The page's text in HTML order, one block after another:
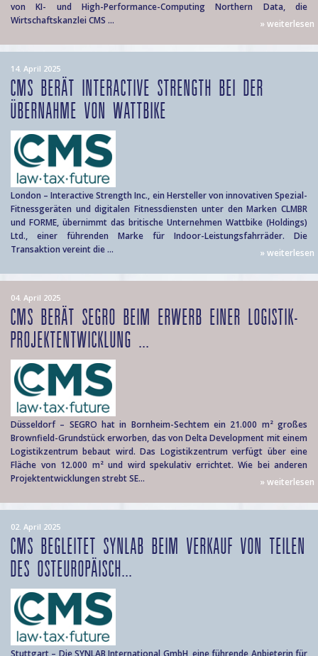
von KI- und High-Performance-Computing Northern Data, die
Wirtschaftskanzlei CMS ...
» weiterlesen
14. April 2025
CMS BERÄT INTERACTIVE STRENGTH BEI DER
ÜBERNAHME VON WATTBIKE
London – Interactive Strength Inc., ein Hersteller von innovativen Spezial-
Fitnessgeräten und digitalen Fitnessdiensten unter den Marken CLMBR
und FORME, übernimmt das britische Unternehmen Wattbike (Holdings)
Ltd., einer führenden Marke für Indoor-Leistungsfahrräder. Die
Transaktion vereint die ...
» weiterlesen
04. April 2025
CMS BERÄT SEGRO BEIM ERWERB EINER LOGISTIK-
PROJEKTENTWICKLUNG ...
Düsseldorf – SEGRO hat in Bornheim-Sechtem ein 21.000 m² großes
Brownfield-Grundstück erworben, das von Delta Development mit einem
Logistikzentrum bebaut wird. Das Logistikzentrum verfügt über eine
Fläche von 12.000 m² und wird spekulativ errichtet. Wie bei anderen
Projektentwicklungen strebt SE...
» weiterlesen
02. April 2025
CMS BEGLEITET SYNLAB BEIM VERKAUF VON TEILEN
DES OSTEUROPÄISCH...
Stuttgart – Die SYNLAB International GmbH, eine führende Anbieterin für